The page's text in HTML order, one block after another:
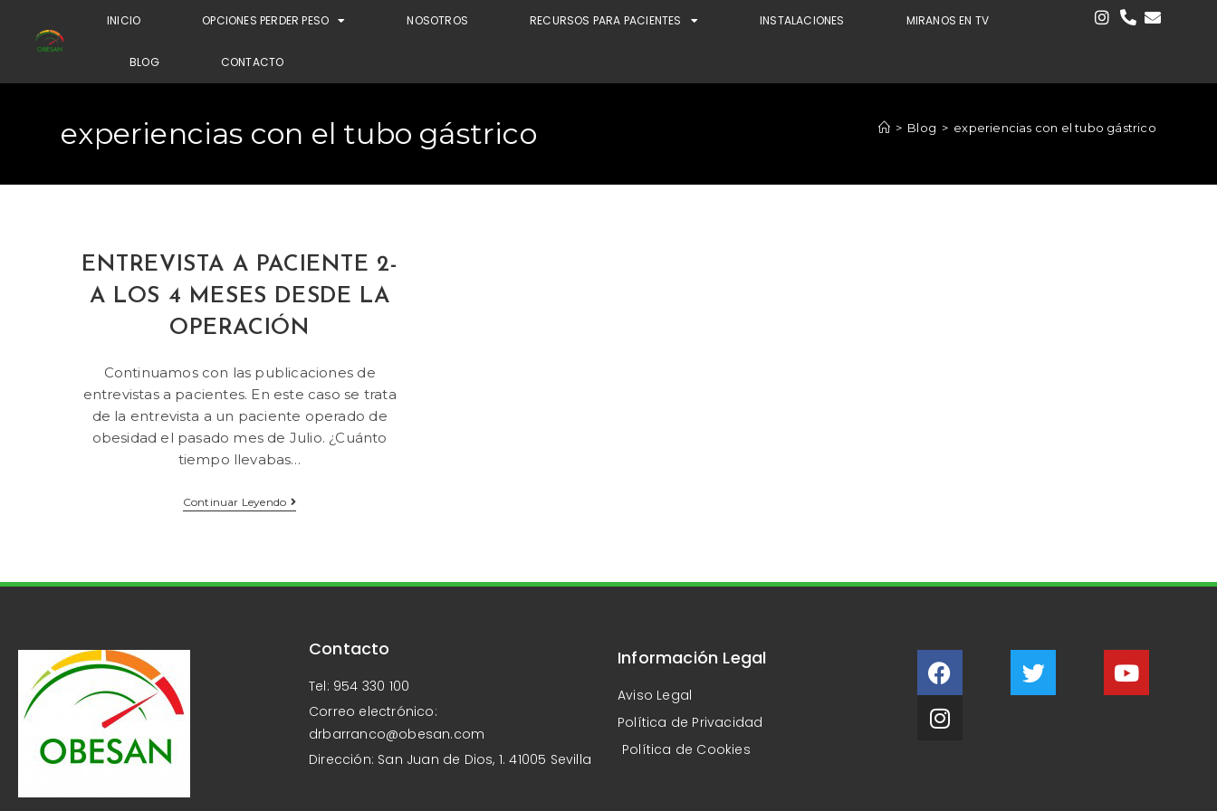
INICIO OPCIONES PERDER PESO NOSOTROS RECURSOS PARA PACIENTES INSTALACIONES MIRANOS EN TV
BLOG CONTACTO
experiencias con el tubo gástrico > Blog > experiencias con el tubo gástrico
ENTREVISTA A PACIENTE 2-
A LOS 4 MESES DESDE LA
OPERACIÓN
Continuamos con las publicaciones de
entrevistas a pacientes. En este caso se trata
de la entrevista a un paciente operado de
obesidad el pasado mes de Julio. ¿Cuánto
tiempo llevabas…
Continuar Leyendo
Contacto
Tel: 954 330 100
Correo electrónico:
drbarranco@obesan.com
Dirección: San Juan de Dios, 1. 41005 Sevilla
Información Legal
Aviso Legal
Política de Privacidad
Política de Cookies